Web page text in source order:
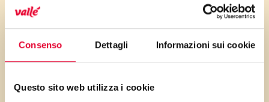
Consenso Dettagli Informazioni sui cookie
Questo sito web utilizza i cookie
Per una cena informale, un